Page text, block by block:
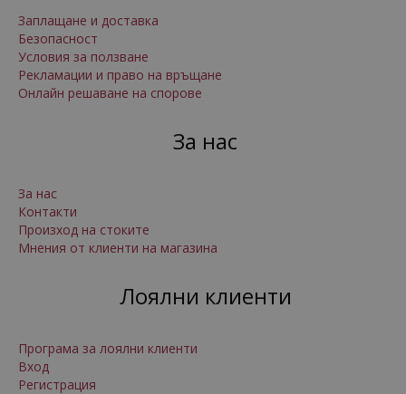
Заплащане и доставка
Безопасност
Условия за ползване
Рекламации и право на връщане
Онлайн решаване на спорове
За нас
За нас
Контакти
Произход на стоките
Мнения от клиенти на магазина
Лоялни клиенти
Програма за лоялни клиенти
Вход
Регистрация